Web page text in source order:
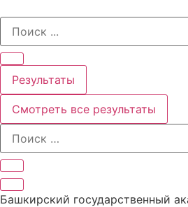
содержимому
Search
Результаты
Смотреть все результаты
Башкирский государственный